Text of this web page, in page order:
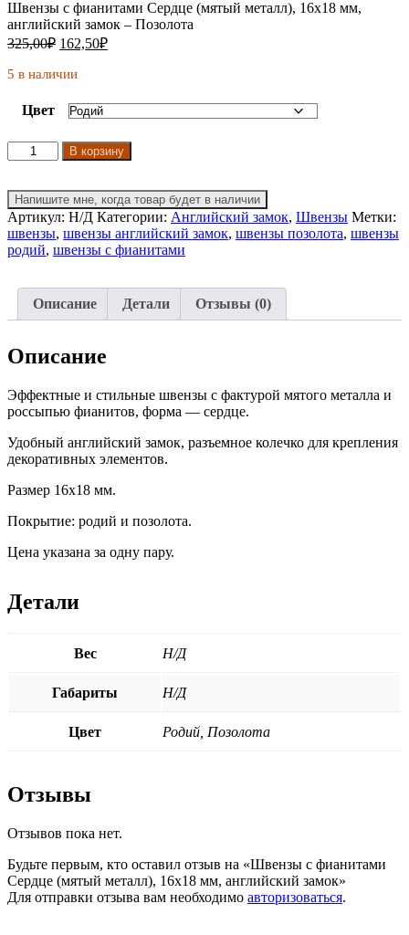
Швензы с фианитами Сердце (мятый металл), 16х18 мм,
английский замок – Позолота
325,00₽ Первоначальная
составляла
162,50₽Текущая
5 в наличии
Цвет
Количество
товара
фианитами
Сердце
(мятый
английский
В корзину
Напишите мне, когда товар будет в наличии
Артикул: Н/Д Категории: Английский замок, Швензы Метки:
швензы, швензы английский замок, швензы позолота, швензы
родий, швензы с фианитами
Описание Детали Отзывы (0)
Описание
Эффектные и стильные швензы с фактурой мятого металла и
россыпью фианитов, форма — сердце.
Удобный английский замок, разъемное колечко для крепления
декоративных элементов.
Размер 16х18 мм.
Покрытие: родий и позолота.
Цена указана за одну пару.
Детали
Вес Н/Д
Габариты Н/Д
Цвет Родий, Позолота
Отзывы
Отзывов пока нет.
Будьте первым, кто оставил отзыв на «Швензы с фианитами
Сердце (мятый металл), 16х18 мм, английский замок»
Для отправки отзыва вам необходимо авторизоваться.